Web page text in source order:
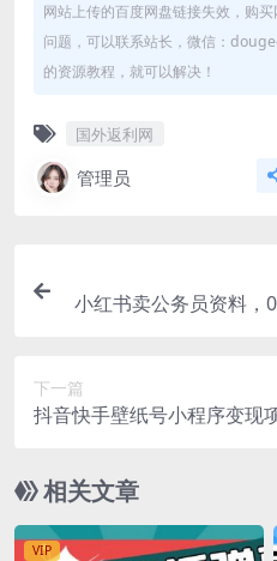
网站上传的百度网盘链接失效，购
问题，可以联系站长，微信：
的资源教程，就可以解决！
国外返利网
管理员
小红书卖公务员资料，
下一篇
抖音快手壁纸号小程序变现
相关文章
VIP